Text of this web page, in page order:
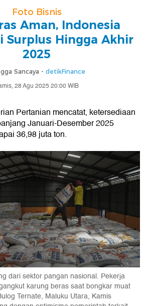
Foto Bisnis
Aman, Indonesia
Surplus Hingga Akhir
2025
Sancaya - detikFinance
28 Agu 2025 20:00 WIB
Pertanian mencatat, ketersediaan
Januari-Desember 2025
36,98 juta ton.
dari sektor pangan nasional. Pekerja
karung beras saat bongkar muat
Ternate, Maluku Utara, Kamis